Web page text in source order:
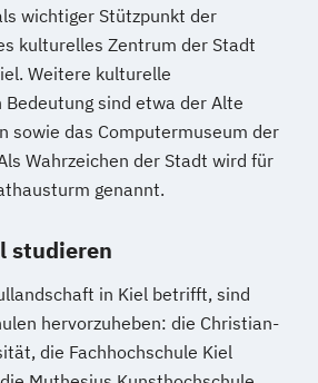
wichtiger Stützpunkt der
kulturelles Zentrum der Stadt
Weitere kulturelle
Bedeutung sind etwa der Alte
sowie das Computermuseum der
Wahrzeichen der Stadt wird für
genannt.
studieren
in Kiel betrifft, sind
hervorzuheben: die Christian-
die Fachhochschule Kiel